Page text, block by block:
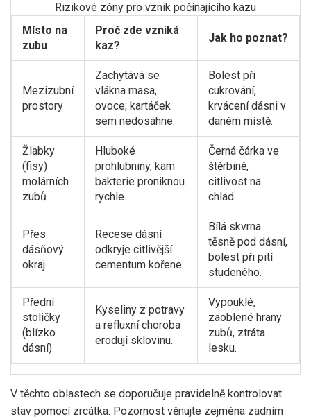
Rizikové zóny pro vznik počínajícího kazu
Místo na
zubu
Proč zde vzniká
kaz?
Jak ho poznat?
Mezizubní
prostory
Zachytává se
vlákna masa,
ovoce; kartáček
sem nedosáhne.
Bolest při
cukrování,
krvácení dásni v
daném místě.
Žlabky
(fisy)
molárních
zubů
Hluboké
prohlubniny, kam
bakterie proniknou
rychle.
Černá čárka ve
štěrbině,
citlivost na
chlad.
Přes
dásňový
okraj
Recese dásní
odkryje citlivější
cementum kořene.
Bílá skvrna
těsně pod dásní,
bolest při pití
studeného.
Přední
stoličky
(blízko
dásní)
Kyseliny z potravy
a refluxní choroba
erodují sklovinu.
Vypouklé,
zaoblené hrany
zubů, ztráta
lesku.
V těchto oblastech se doporučuje pravidelně kontrolovat
stav pomocí zrcátka. Pozornost věnujte zejména zadním